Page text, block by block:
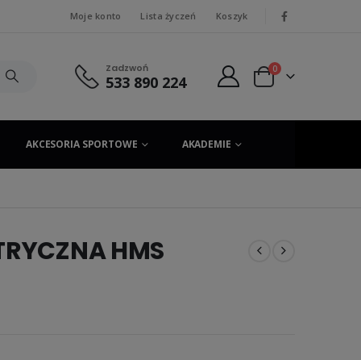
Moje konto Lista życzeń Koszyk
Zadzwoń
533 890 224
0
AKCESORIA SPORTOWE AKADEMIE
HMS